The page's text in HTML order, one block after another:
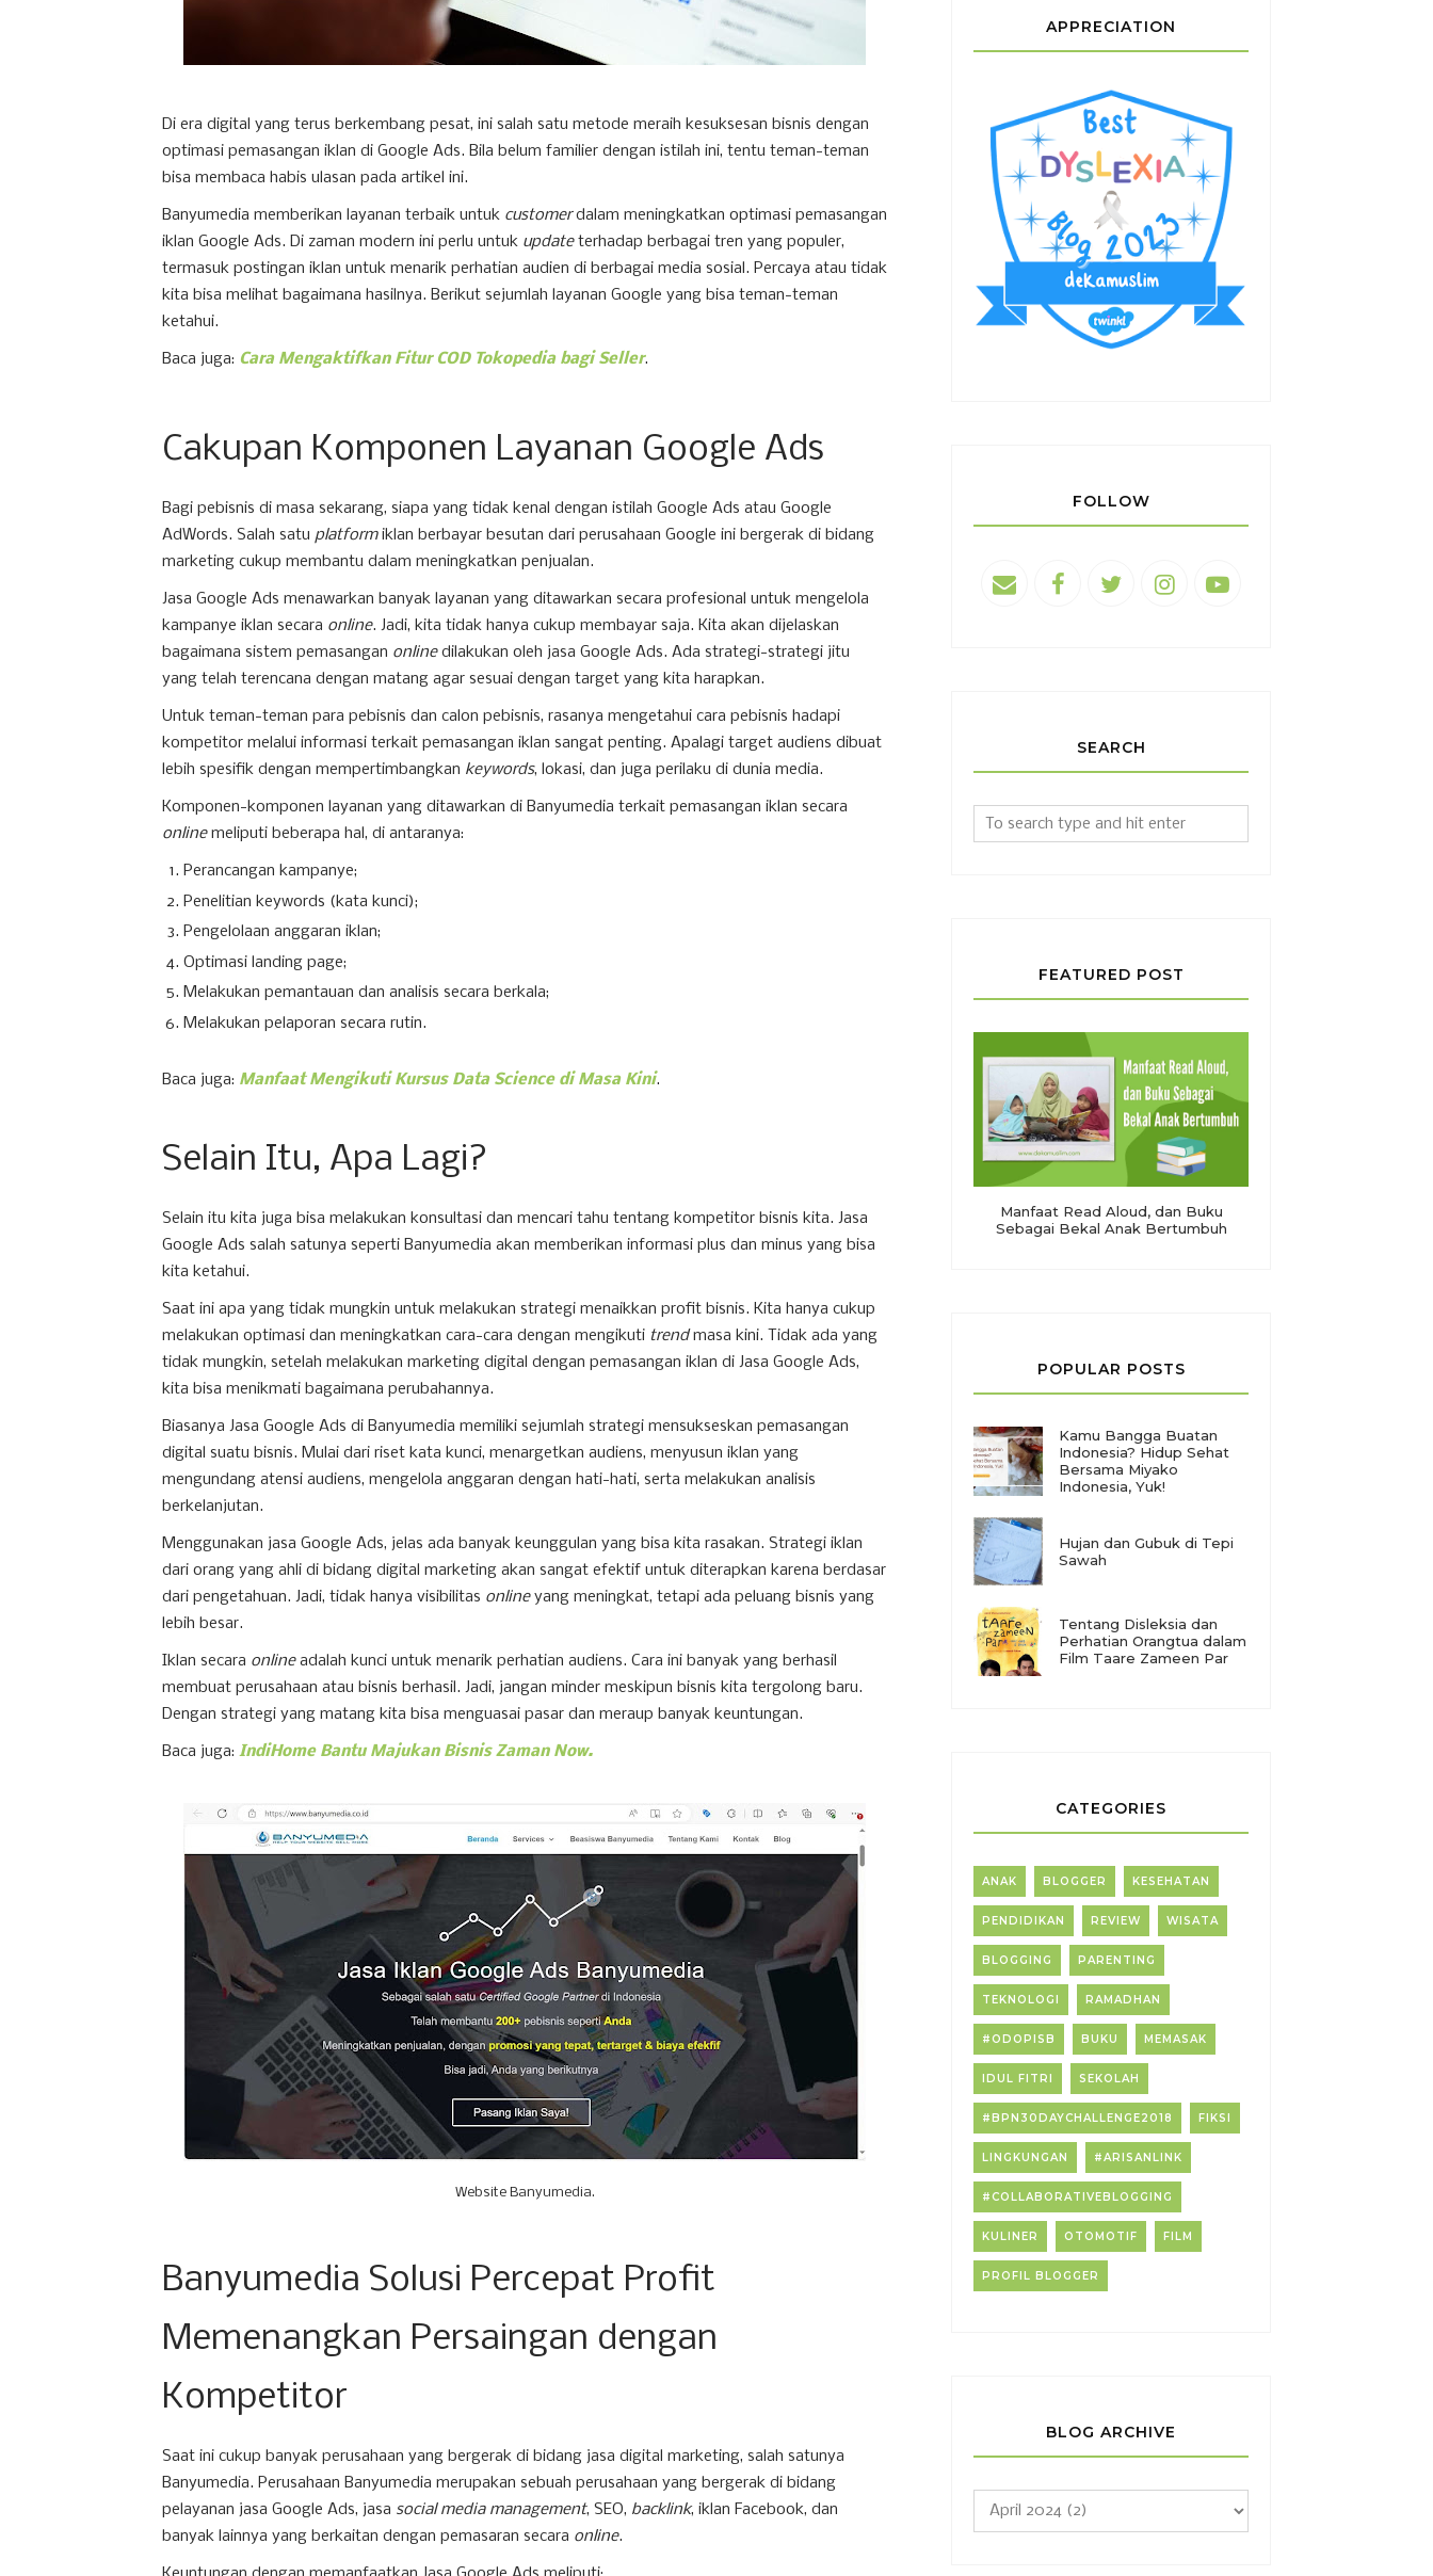
Di era digital yang terus berkembang pesat, ini salah satu metode meraih kesuksesan bisnis dengan
optimasi pemasangan iklan di Google Ads. Bila belum familier dengan istilah ini, tentu teman-teman
bisa membaca habis ulasan pada artikel ini.
Banyumedia memberikan layanan terbaik untuk customerdalam meningkatkan optimasi pemasangan
iklan Google Ads. Di zaman modern ini perlu untuk updateterhadap berbagai tren yang populer,
termasuk postingan iklan untuk menarik perhatian audien di berbagai media sosial. Percaya atau tidak
kita bisa melihat bagaimana hasilnya. Berikut sejumlah layanan Google yang bisa teman-teman
ketahui.
Baca juga: Cara Mengaktifkan Fitur COD Tokopedia bagi Seller.
Cakupan Komponen Layanan Google Ads
Bagi pebisnis di masa sekarang, siapa yang tidak kenal dengan istilah Google Ads atau Google
AdWords. Salah satu platformiklan berbayar besutan dari perusahaan Google ini bergerak di bidang
marketing cukup membantu dalam meningkatkan penjualan.
Jasa Google Ads menawarkan banyak layanan yang ditawarkan secara profesional untuk mengelola
kampanye iklan secara online. Jadi, kita tidak hanya cukup membayar saja. Kita akan dijelaskan
bagaimana sistem pemasangan onlinedilakukan oleh jasa Google Ads. Ada strategi-strategi jitu
yang telah terencana dengan matang agar sesuai dengan target yang kita harapkan.
Untuk teman-teman para pebisnis dan calon pebisnis, rasanya mengetahui cara pebisnis hadapi
kompetitor melalui informasi terkait pemasangan iklan sangat penting. Apalagi target audiens dibuat
lebih spesifik dengan mempertimbangkan keywords, lokasi, dan juga perilaku di dunia media.
Komponen-komponen layanan yang ditawarkan di Banyumedia terkait pemasangan iklan secara
onlinemeliputi beberapa hal, di antaranya:
Perancangan kampanye;
Penelitian keywords (kata kunci);
Pengelolaan anggaran iklan;
Optimasi landing page;
Melakukan pemantauan dan analisis secara berkala;
Melakukan pelaporan secara rutin.
Baca juga: Manfaat Mengikuti Kursus Data Science di Masa Kini.
Selain Itu, Apa Lagi?
Selain itu kita juga bisa melakukan konsultasi dan mencari tahu tentang kompetitor bisnis kita. Jasa
Google Ads salah satunya seperti Banyumedia akan memberikan informasi plus dan minus yang bisa
kita ketahui.
Saat ini apa yang tidak mungkin untuk melakukan strategi menaikkan profit bisnis. Kita hanya cukup
melakukan optimasi dan meningkatkan cara-cara dengan mengikuti trendmasa kini. Tidak ada yang
tidak mungkin, setelah melakukan marketing digital dengan pemasangan iklan di Jasa Google Ads,
kita bisa menikmati bagaimana perubahannya.
Biasanya Jasa Google Ads di Banyumedia memiliki sejumlah strategi mensukseskan pemasangan
digital suatu bisnis. Mulai dari riset kata kunci, menargetkan audiens, menyusun iklan yang
mengundang atensi audiens, mengelola anggaran dengan hati-hati, serta melakukan analisis
berkelanjutan.
Menggunakan jasa Google Ads, jelas ada banyak keunggulan yang bisa kita rasakan. Strategi iklan
dari orang yang ahli di bidang digital marketing akan sangat efektif untuk diterapkan karena berdasar
dari pengetahuan. Jadi, tidak hanya visibilitas onlineyang meningkat, tetapi ada peluang bisnis yang
lebih besar.
Iklan secara onlineadalah kunci untuk menarik perhatian audiens. Cara ini banyak yang berhasil
membuat perusahaan atau bisnis berhasil. Jadi, jangan minder meskipun bisnis kita tergolong baru.
Dengan strategi yang matang kita bisa menguasai pasar dan meraup banyak keuntungan.
Baca juga: IndiHome Bantu Majukan Bisnis Zaman Now.
Website Banyumedia.
Banyumedia Solusi Percepat Profit
Memenangkan Persaingan dengan
Kompetitor
Saat ini cukup banyak perusahaan yang bergerak di bidang jasa digital marketing, salah satunya
Banyumedia. Perusahaan Banyumedia merupakan sebuah perusahaan yang bergerak di bidang
pelayanan jasa Google Ads, jasa social media management, SEO, backlink, iklan Facebook, dan
banyak lainnya yang berkaitan dengan pemasaran secara online.
APPRECIATION
FOLLOW
SEARCH
FEATURED POST
Manfaat Read Aloud, dan Buku
Sebagai Bekal Anak Bertumbuh
POPULAR POSTS
Kamu Bangga Buatan
Indonesia? Hidup Sehat
Bersama Miyako
Indonesia, Yuk!
Hujan dan Gubuk di Tepi
Sawah
Tentang Disleksia dan
Perhatian Orangtua dalam
Film Taare Zameen Par
CATEGORIES
ANAK BLOGGER KESEHATAN
PENDIDIKAN REVIEW WISATA
BLOGGING PARENTING
TEKNOLOGI RAMADHAN
#ODOPISB BUKU MEMASAK
IDUL FITRI SEKOLAH
#BPN30DAYCHALLENGE2018 FIKSI
LINGKUNGAN #ARISANLINK
#COLLABORATIVEBLOGGING
KULINER OTOMOTIF FILM
PROFIL BLOGGER
BLOG ARCHIVE